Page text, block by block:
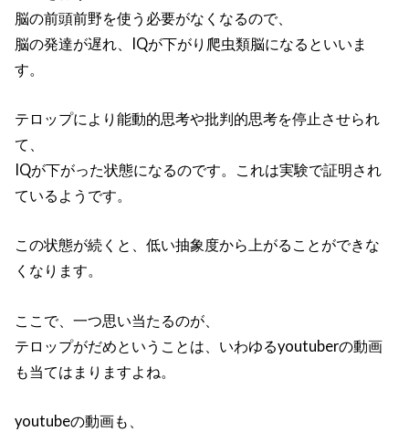
脳の前頭前野を使う必要がなくなるので、
脳の発達が遅れ、IQが下がり爬虫類脳になるといいま
す。
テロップにより能動的思考や批判的思考を停止させられ
て、
IQが下がった状態になるのです。これは実験で証明され
ているようです。
この状態が続くと、低い抽象度から上がることができな
くなります。
ここで、一つ思い当たるのが、
テロップがだめということは、いわゆるyoutuberの動画
も当てはまりますよね。
youtubeの動画も、